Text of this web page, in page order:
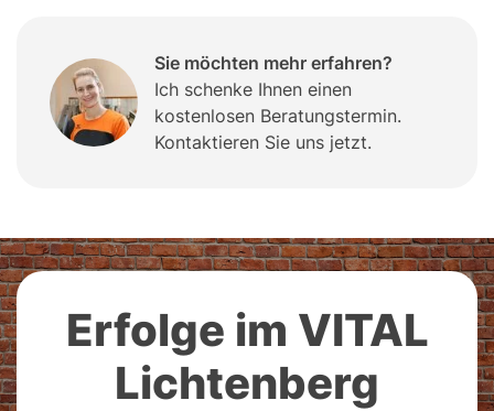
Sie möchten mehr erfahren?
Ich schenke Ihnen einen
kostenlosen Beratungstermin.
Kontaktieren Sie uns jetzt.
Erfolge im VITAL
Lichtenberg